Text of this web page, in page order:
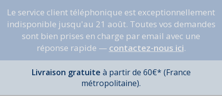
Le service client téléphonique est exceptionnellement
indisponible jusqu'au 21 août. Toutes vos demandes
sont bien prises en charge par email avec une
réponse rapide — contactez-nous ici.
Livraison gratuite à partir de 60€* (France
métropolitaine).